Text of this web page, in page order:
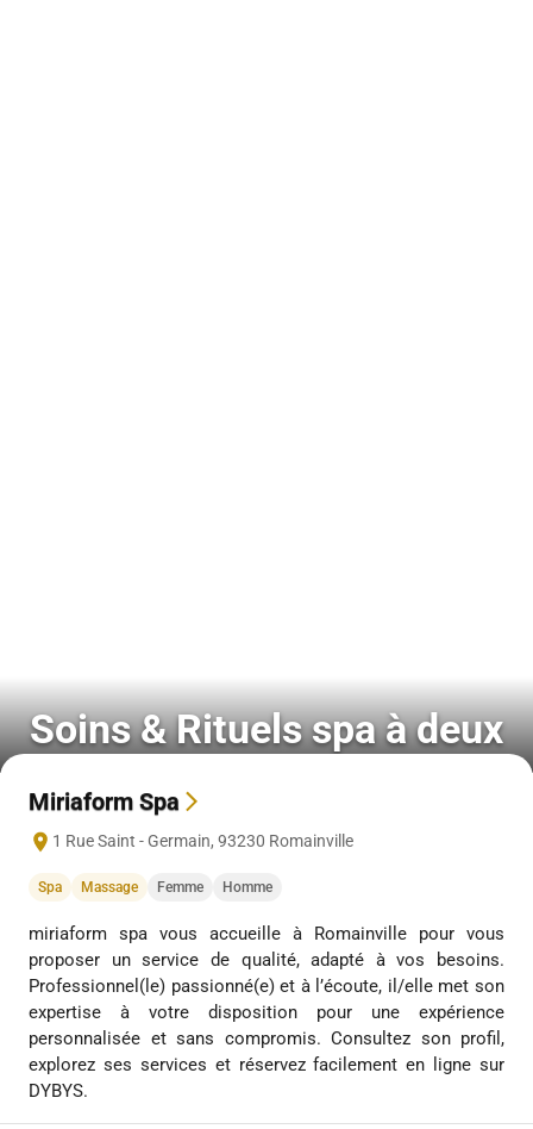
Soins & Rituels spa à deux
Miriaform Spa
1 Rue Saint - Germain, 93230 Romainville
Spa Massage Femme Homme
miriaform spa vous accueille à Romainville pour vous
proposer un service de qualité, adapté à vos besoins.
Professionnel(le) passionné(e) et à l’écoute, il/elle met son
expertise à votre disposition pour une expérience
personnalisée et sans compromis. Consultez son profil,
explorez ses services et réservez facilement en ligne sur
DYBYS.